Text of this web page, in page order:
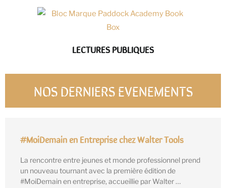
LECTURES PUBLIQUES
NOS DERNIERS EVENEMENTS
#MoiDemain en Entreprise chez Walter Tools
La rencontre entre jeunes et monde professionnel prend
un nouveau tournant avec la première édition de
#MoiDemain en entreprise, accueillie par Walter …